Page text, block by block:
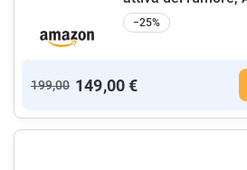
−25%
199,00 149,00 €